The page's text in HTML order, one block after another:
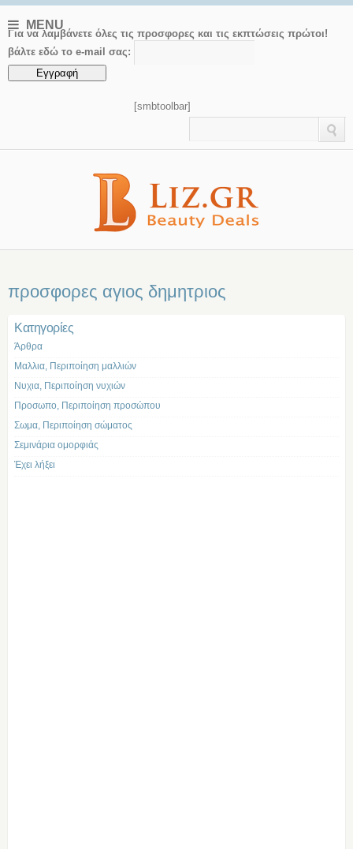
MENU
Για να λαμβάνετε όλες τις προσφορες και τις εκπτώσεις πρώτοι!
βάλτε εδώ το e-mail σας:
[smbtoolbar]
προσφορες αγιος δημητριος
Kατηγορίες
Άρθρα
Μαλλια, Περιποίηση μαλλιών
Νυχια, Περιποίηση νυχιών
Προσωπο, Περιποίηση προσώπου
Σωμα, Περιποίηση σώματος
Σεμινάρια ομορφιάς
Έχει λήξει